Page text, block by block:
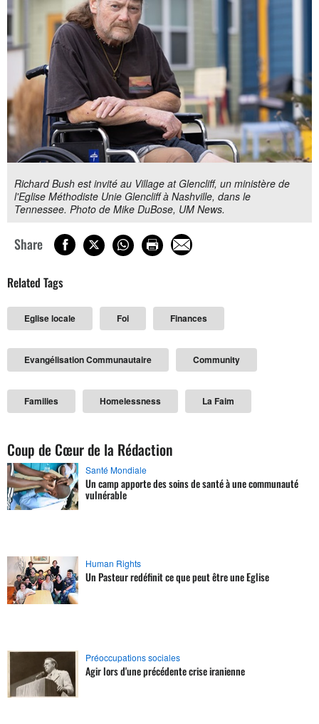
Richard Bush est invité au Village at Glencliff, un ministère de
l'Eglise Méthodiste Unie Glencliff à Nashville, dans le
Tennessee. Photo de Mike DuBose, UM News.
Share
Related Tags
Eglise locale Foi Finances
Evangélisation Communautaire Community
Families Homelessness La Faim
Coup de Cœur de la Rédaction
Santé Mondiale
Un camp apporte des soins de santé à une communauté
vulnérable
Human Rights
Un Pasteur redéfinit ce que peut être une Eglise
Préoccupations sociales
Agir lors d'une précédente crise iranienne